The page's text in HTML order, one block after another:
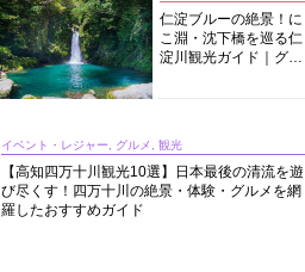
仁淀ブルーの絶景！に
こ淵・沈下橋を巡る仁
淀川観光ガイド｜グル
イベント・レジャー, グルメ, 観光
【高知四万十川観光10選】日本最後の清流を遊
び尽くす！四万十川の絶景・体験・グルメを網
羅したおすすめガイド